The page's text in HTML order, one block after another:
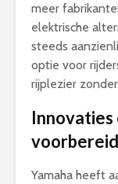
meer
elektrische
steeds
optie voor
rijplezier
Innovaties
Yamaha heeft